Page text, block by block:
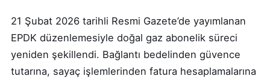
21 Şubat 2026 tarihli Resmi Gazete’de yayımlanan
EPDK düzenlemesiyle doğal gaz abonelik süreci
yeniden şekillendi. Bağlantı bedelinden güvence
tutarına, sayaç işlemlerinden fatura hesaplamalarına